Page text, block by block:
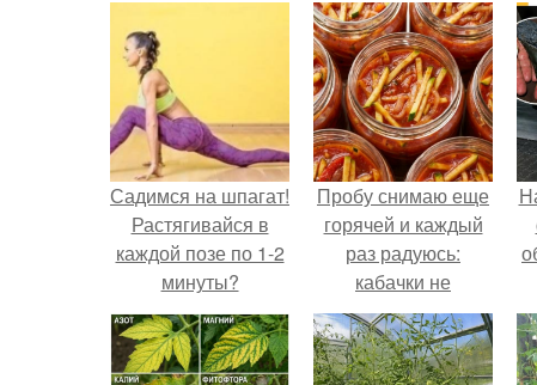
Садимся на шпагат!
Растягивайся в
каждой позе по 1-2
минуты?
Пробу снимаю еще
горячей и каждый
раз радуюсь:
кабачки не
развариваются, а
соус получается
густым и